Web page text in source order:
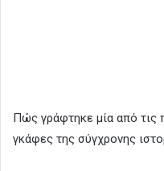
Πώς γράφτηκε μία από τις
γκάφες της σύγχρονης